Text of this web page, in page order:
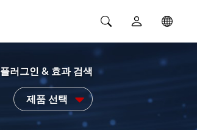
플러그인 & 효과 검색
제품 선택